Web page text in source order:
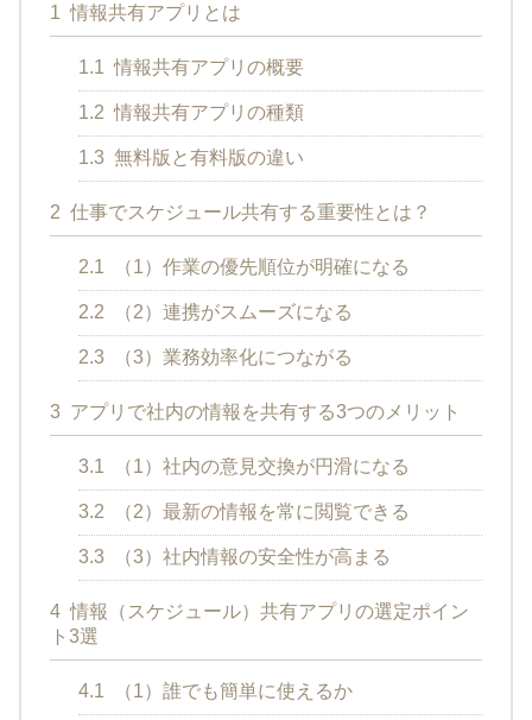
1 情報共有アプリとは
1.1 情報共有アプリの概要
1.2 情報共有アプリの種類
1.3 無料版と有料版の違い
2 仕事でスケジュール共有する重要性とは？
2.1 （1）作業の優先順位が明確になる
2.2 （2）連携がスムーズになる
2.3 （3）業務効率化につながる
3 アプリで社内の情報を共有する3つのメリット
3.1 （1）社内の意見交換が円滑になる
3.2 （2）最新の情報を常に閲覧できる
3.3 （3）社内情報の安全性が高まる
4 情報（スケジュール）共有アプリの選定ポイン
ト3選
4.1 （1）誰でも簡単に使えるか